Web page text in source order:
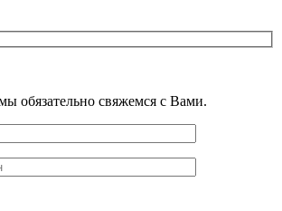
обязательно свяжемся с Вами.